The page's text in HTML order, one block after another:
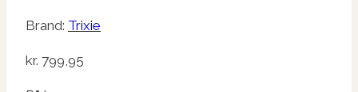
Brand: Trixie
kr. 799,95